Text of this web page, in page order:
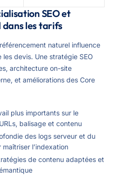
SEO et
les tarifs
naturel influence
devis. Une stratégie SEO
architecture on-site
et améliorations des Core
plus importants sur le
balisage et contenu
des logs serveur et du
l’indexation
de contenu adaptées et